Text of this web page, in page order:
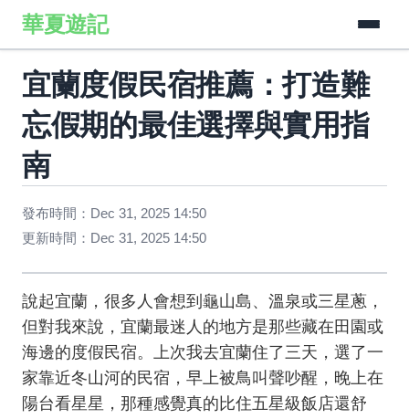
華夏遊記
宜蘭度假民宿推薦：打造難
忘假期的最佳選擇與實用指
南
發布時間：Dec 31, 2025 14:50
更新時間：Dec 31, 2025 14:50
說起宜蘭，很多人會想到龜山島、溫泉或三星蔥，
但對我來說，宜蘭最迷人的地方是那些藏在田園或
海邊的度假民宿。上次我去宜蘭住了三天，選了一
家靠近冬山河的民宿，早上被鳥叫聲吵醒，晚上在
陽台看星星，那種感覺真的比住五星級飯店還舒